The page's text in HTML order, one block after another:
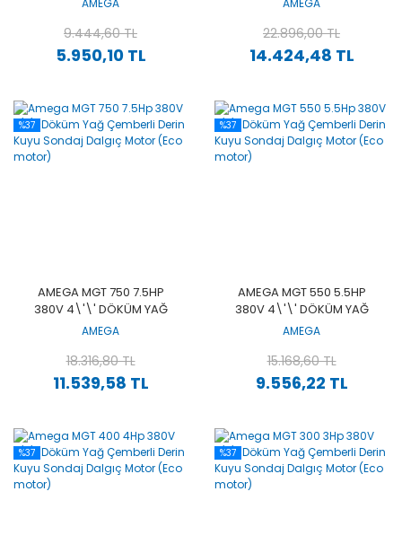
5.950,10 TL
9.444,60 TL
(ECO MOTOR)
14.424,48 TL
22.896,00 TL
%37
AMEGA MGT 750 7.5HP
380V 4\'\' DÖKÜM YAĞ
ÇEMBERLI DERIN KUYU
(ECO MOTOR)
AMEGA
11.539,58 TL
18.316,80 TL
%37
AMEGA MGT 550 5.5HP
380V 4\'\' DÖKÜM YAĞ
ÇEMBERLI DERIN KUYU
(ECO MOTOR)
AMEGA
9.556,22 TL
15.168,60 TL
%37 %37